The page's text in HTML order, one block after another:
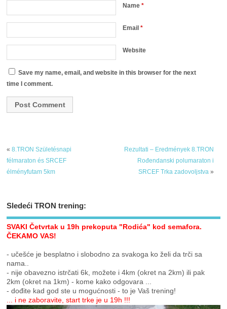
Name*
Email*
Website
Save my name, email, and website in this browser for the next
time I comment.
«8.TRON Születésnapi
félmaraton és SRCEF
élményfutam 5km
Rezultati – Eredmények 8.TRON
Rođendanski polumaraton i
SRCEF Trka zadovoljstva»
Sledeći TRON trening:
SVAKI Četvrtak u 19h prekoputa "Rodića" kod semafora.
ČEKAMO VAS!
- učešće je besplatno i slobodno za svakoga ko želi da trči sa
nama..
- nije obavezno istrčati 6k, možete i 4km (okret na 2km) ili pak
2km (okret na 1km) - kome kako odgovara ...
- dođite kad god ste u mogućnosti - to je Vaš trening!
... i ne zaboravite, start trke je u 19h !!!